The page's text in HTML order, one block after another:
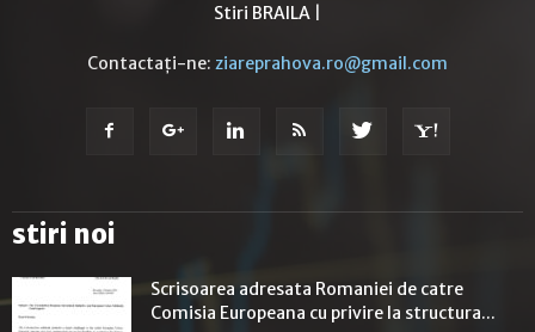
Stiri BRAILA
Contactați-ne: ziareprahova.ro@gmail.com
stiri noi
Scrisoarea adresata Romaniei de catre
Comisia Europeana cu privire la structura...